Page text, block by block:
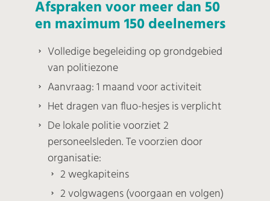
Afspraken voor meer dan 50
en maximum 150 deelnemers
Volledige begeleiding op grondgebied
van politiezone
Aanvraag: 1 maand voor activiteit
Het dragen van fluo-hesjes is verplicht
De lokale politie voorziet 2
personeelsleden. Te voorzien door
organisatie:
2 wegkapiteins
2 volgwagens (voorgaan en volgen)